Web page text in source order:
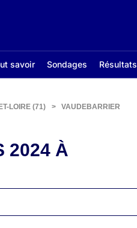
savoir Sondages Résultats
LOIRE (71) > VAUDEBARRIER
2024 À